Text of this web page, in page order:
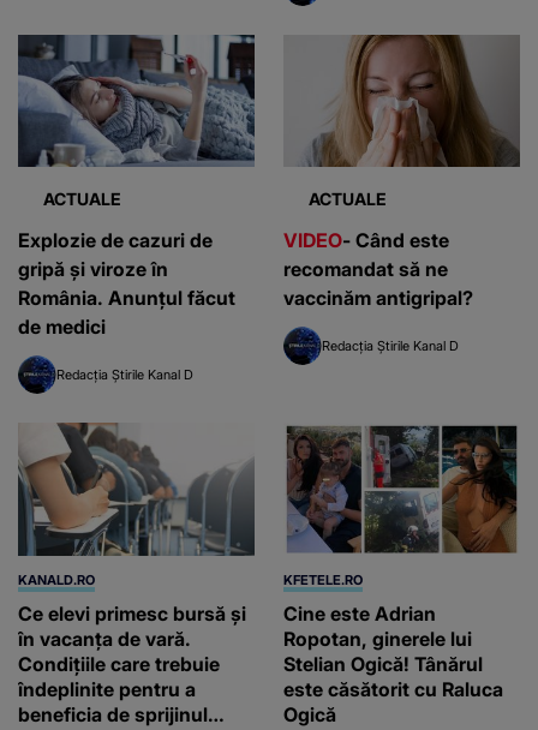
ACTUALE
Explozie de cazuri de
gripă și viroze în
România. Anunțul făcut
de medici
Redacția Știrile Kanal D
ACTUALE
VIDEO- Când este
recomandat să ne
vaccinăm antigripal?
Redacția Știrile Kanal D
KANALD.RO
Ce elevi primesc bursă și
în vacanța de vară.
Condițiile care trebuie
îndeplinite pentru a
beneficia de sprijinul
KFETELE.RO
Cine este Adrian
Ropotan, ginerele lui
Stelian Ogică! Tânărul
este căsătorit cu Raluca
Ogică